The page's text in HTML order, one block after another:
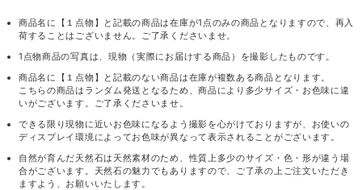
商品名に【１点物】と記載の商品は在庫が1点のみの商品となりますので、再入
荷することはございません。ご了承くださいませ。
1点物商品の写真は、現物（実際にお届けする商品）を撮影したものです。
商品名に【１点物】と記載のない商品は在庫が複数ある商品となります。
こちらの商品はランダム発送となるため、商品により多少サイズ・お色味に違
いがございます。ご了承くださいませ。
できる限り現物に近いお色味になるよう撮影を心がけておりますが、お使いの
ディスプレイ環境によってお色味が異なって表示されることがございます。
自然が育んだ天然石は天然素材のため、性質上多少のサイズ・色・形が違う場
合がございます。天然石の魅力でもありますので、ご了承の上ご注文いただき
ますよう、お願いいたします。